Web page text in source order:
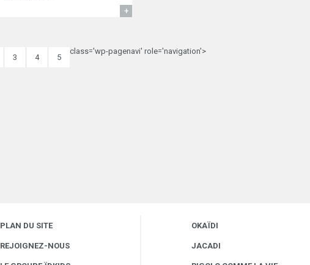
class='wp-pagenavi' role='navigation'>
3 4 5
PLAN DU SITE
REJOIGNEZ-NOUS
OKAÏDI
JACADI